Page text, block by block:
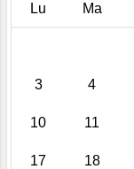
Lu Ma
3 4
10 11
17 18